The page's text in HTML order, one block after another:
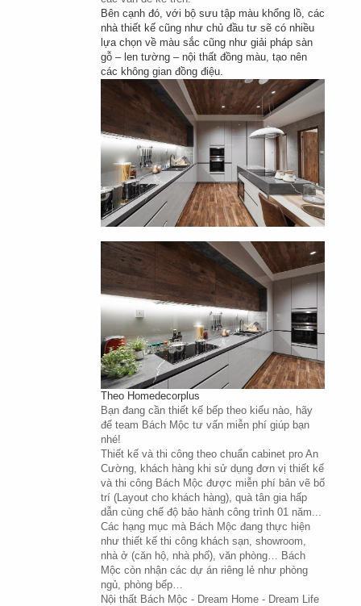
Bên cạnh đó, với bộ sưu tập màu khổng lồ, các
nhà thiết kế cũng như chủ đầu tư sẽ có nhiều
lựa chọn về màu sắc cũng như giải pháp sàn
gỗ – len tường – nội thất đồng màu, tạo nên
các không gian đồng điệu.
Theo Homedecorplus
Bạn đang cần thiết kế bếp theo kiểu nào, hãy
để team Bách Mộc tư vấn miễn phí giúp bạn
nhé!
Thiết kế và thi công theo chuẩn cabinet pro An
Cường, khách hàng khi sử dụng đơn vị thiết kế
và thi công Bách Mộc được miễn phí bản vẽ bố
trí (Layout cho khách hàng), quà tân gia hấp
dẫn cùng chế độ bảo hành công trình 01 năm...
Các hạng mục mà Bách Mộc đang thực hiện
như thiết kế thi công khách sạn, showroom,
nhà ở (căn hộ, nhà phố), văn phòng… Bách
Mộc còn nhận các dự án riêng lẻ như phòng
ngủ, phòng bếp…
Nội thất Bách Mộc - Dream Home - Dream Life